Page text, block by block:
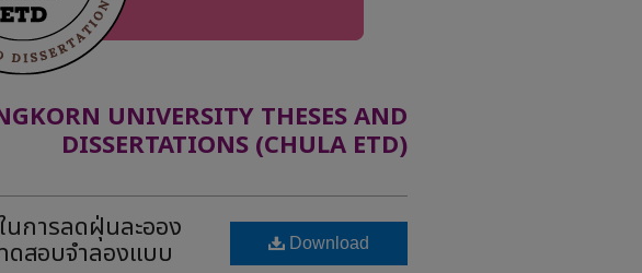
UNIVERSITY THESES AND
DISSERTATIONS (CHULA ETD)
นการลดฝุ่นละออง
ดสอบจำลองแบบ Download